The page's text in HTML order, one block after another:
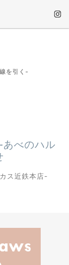
を引く-
べのハル
ス近鉄本店-